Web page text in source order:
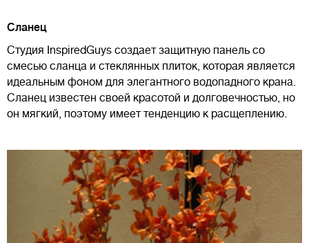
Сланец
Студия InspiredGuys создает защитную панель со
смесью сланца и стеклянных плиток, которая является
идеальным фоном для элегантного водопадного крана.
Сланец известен своей красотой и долговечностью, но
он мягкий, поэтому имеет тенденцию к расщеплению.